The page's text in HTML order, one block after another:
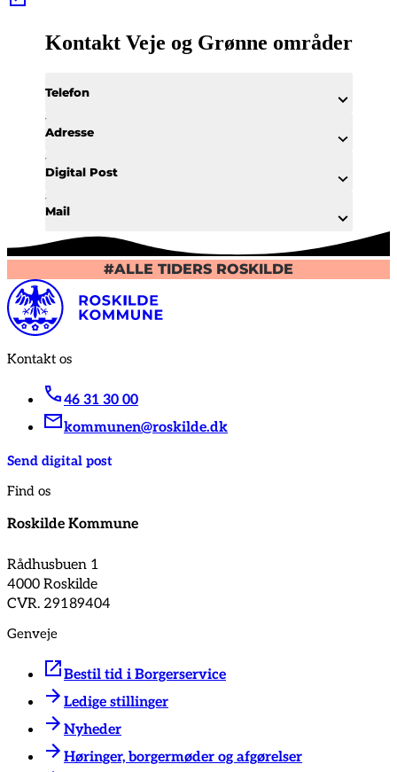
Kontakt Veje og Grønne områder
Telefon
Adresse
Digital Post
Mail
#ALLE TIDERS ROSKILDE
Kontakt os
46 31 30 00
kommunen@roskilde.dk
Send digital post
Find os
Roskilde Kommune
Rådhusbuen 1
4000 Roskilde
CVR. 29189404
Genveje
Bestil tid i Borgerservice
Ledige stillinger
Nyheder
Høringer, borgermøder og afgørelser